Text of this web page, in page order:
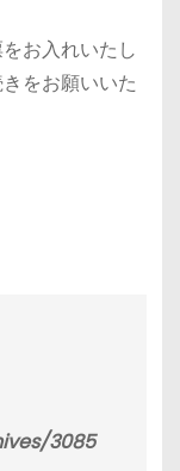
お入れいたし
をお願いいた
3085